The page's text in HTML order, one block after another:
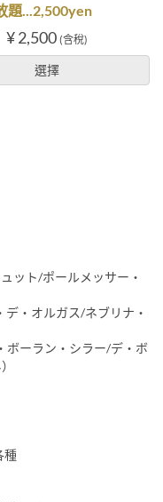
題...2,500yen
¥ 2,500 (含稅)
選擇
ット/ポールメッサー・
デ・オルガス/ネブリナ・
ボーラン・シラー/デ・ボ
種